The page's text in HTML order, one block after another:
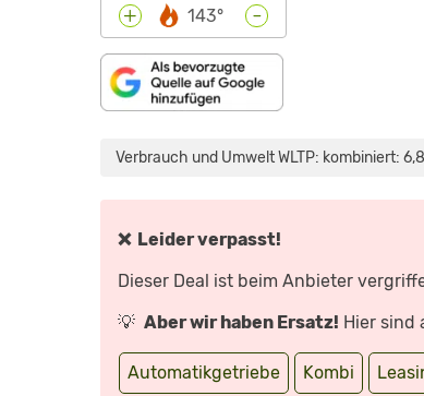
+ 143° -
Verbrauch und Umwelt WLTP: kombiniert:
❌ Leider verpasst!
Dieser Deal ist beim Anbieter
💡 Aber wir haben Ersatz! Hier sind
Automatikgetriebe Kombi
RS
(2020):
ALLES
FAHRBERICHT
UND
SPORT“
YOUTUBE
ANZEIGEN